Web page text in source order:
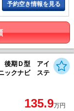
予約空き情報を見る
後期Ｄ型 アイ
ックナビ ステ
135.9万円